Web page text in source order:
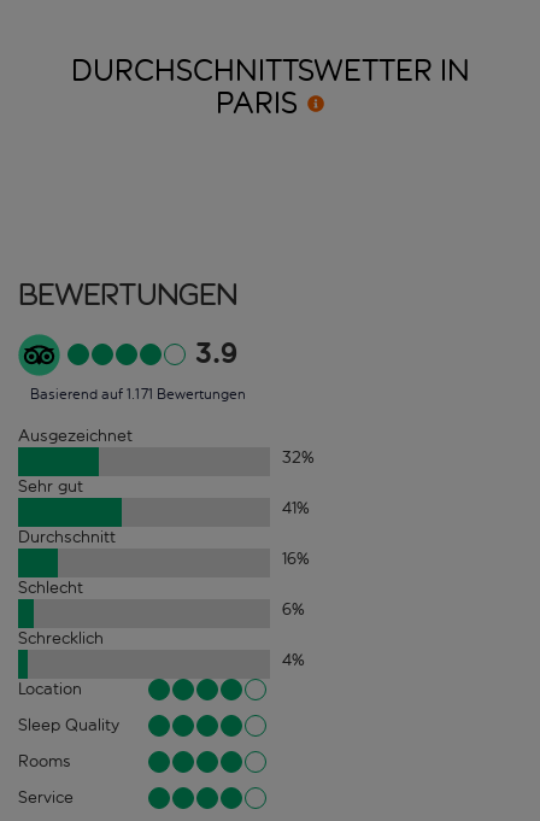
DURCHSCHNITTSWETTER IN
PARIS
Bewertungen
3.9
Basierend auf 1.171 Bewertungen
Ausgezeichnet
32%
Sehr gut
41%
Durchschnitt
16%
Schlecht
6%
Schrecklich
4%
Location
Sleep Quality
Rooms
Service